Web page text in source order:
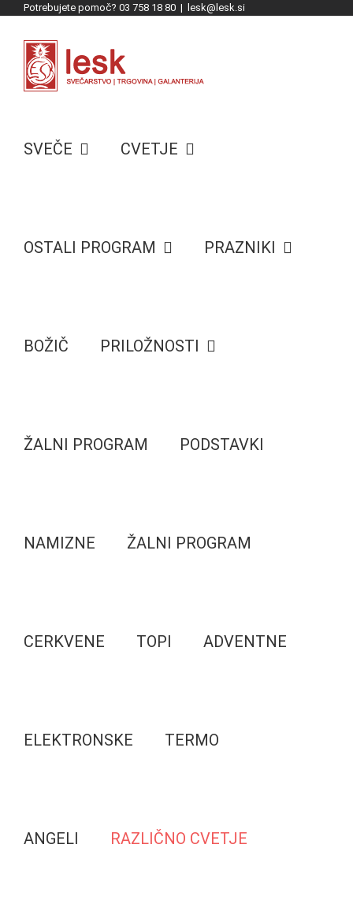
content
Potrebujete pomoč? 03 758 18 80 | lesk@lesk.si
SVEČE CVETJE
OSTALI PROGRAM PRAZNIKI
BOŽIČ PRILOŽNOSTI
ŽALNI PROGRAM PODSTAVKI
NAMIZNE ŽALNI PROGRAM
CERKVENE TOPI ADVENTNE
ELEKTRONSKE TERMO
ANGELI RAZLIČNO CVETJE